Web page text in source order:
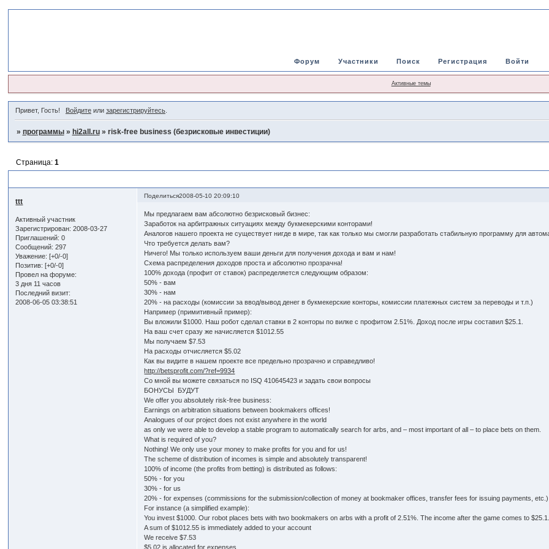
Форум Участники Поиск Регистрация Войти
Активные темы
Привет, Гость! Войдитеили зарегистрируйтесь.
» программы » hi2all.ru » risk-free business (безрисковые инвестиции)
Страница: 1
Поделиться2008-05-10 20:09:10
ttt
Активный участник
Зарегистрирован: 2008-03-27
Приглашений: 0
Сообщений: 297
Уважение: [+0/-0]
Позитив: [+0/-0]
Провел на форуме:
3 дня 11 часов
Последний визит:
2008-06-05 03:38:51
Мы предлагаем вам абсолютно безрисковый бизнес:
Заработок на арбитражных ситуациях между букмекерскими конторами!
Аналогов нашего проекта не существует нигде в мире, так как только мы смогли разработать стабильную программу для
Что требуется делать вам?
Ничего! Мы только используем ваши деньги для получения дохода и вам и нам!
Схема распределения доходов проста и абсолютно прозрачна!
100% дохода (профит от ставок) распределяется следующим образом:
50% - вам
30% - нам
20% - на расходы (комиссии за ввод/вывод денег в букмекерские конторы, комиссии платежных систем за переводы и т.п.)
Например (примитивный пример):
Вы вложили $1000. Наш робот сделал ставки в 2 конторы по вилке с профитом 2.51%. Доход после игры составил $25.1.
На ваш счет сразу же начисляется $1012.55
Мы получаем $7.53
На расходы отчисляется $5.02
Как вы видите в нашем проекте все предельно прозрачно и справедливо!
http://betsprofit.com/?ref=9934
Со мной вы можете связаться по ISQ 410645423 и задать свои вопросы
БОНУСЫ БУДУТ
We offer you absolutely risk-free business:
Earnings on arbitration situations between bookmakers offices!
Analogues of our project does not exist anywhere in the world
as only we were able to develop a stable program to automatically search for arbs, and – most important of all – to place bets on them.
What is required of you?
Nothing! We only use your money to make profits for you and for us!
The scheme of distribution of incomes is simple and absolutely transparent!
100% of income (the profits from betting) is distributed as follows:
50% - for you
30% - for us
20% - for expenses (commissions for the submission/collection of money at bookmaker offices, transfer fees for issuing payments, etc.)
For instance (a simplified example):
You invest $1000. Our robot places bets with two bookmakers on arbs with a profit of 2.51%. The income after the game comes to
A sum of $1012.55 is immediately added to your account
We receive $7.53
$5.02 is allocated for expenses.